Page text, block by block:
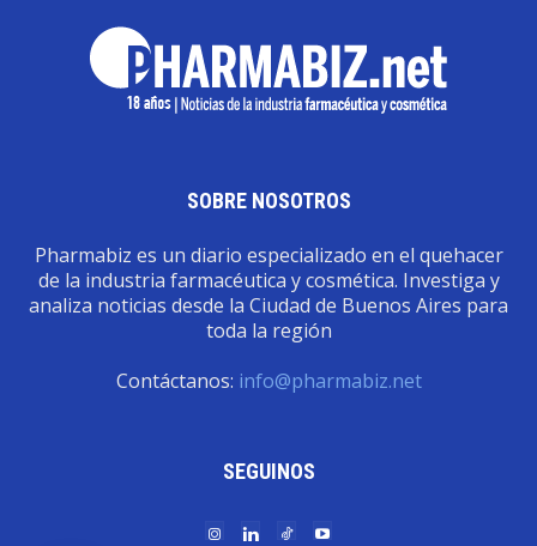
SOBRE NOSOTROS
Pharmabiz es un diario especializado en el quehacer
de la industria farmacéutica y cosmética. Investiga y
analiza noticias desde la Ciudad de Buenos Aires para
toda la región
Contáctanos: info@pharmabiz.net
SEGUINOS